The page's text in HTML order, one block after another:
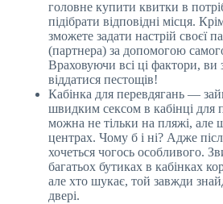
головне купити квитки в
підібрати відповідні місця.
зможете задати настрій своєї
(партнера) за допомогою
Враховуючи всі ці фактори, ви
віддатися пестощів!
Кабінка для перевдягань —
швидким сексом в кабінці для
можна не тільки на пляжі, але
центрах. Чому б і ні? Адже
хочеться чогось особливого.
багатьох бутиках в кабінках
але хто шукає, той завжди
двері.